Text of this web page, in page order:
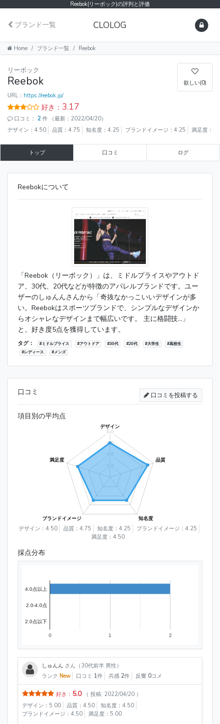
Reebok(リーボック)の評判と評価
ブランド一覧 CLOLOG
Home ブランド一覧 Reebok
欲しい(0)
リーボック
Reebok
URL： https://reebok.jp/
好き： 3.17
口コミ： 2 件
（最新：2022/04/20）
デザイン：4.50
品質：4.75 知名度：4.25 ブランドイメージ：4.25 満足度：
トップ 口コミ ログ
Reebokについて
「Reebok（リーボック）」は、ミドルプライスやアウトド
ア、30代、20代などが特徴のアパレルブランドです。ユー
ザーのしゅんんさんから「奇抜なかっこいいデザインが多
い。Reebokはスポーツブランドで、シンプルなデザインか
らオシャレなデザインまで幅広いです。 主に格闘技...」
と、好き度5点を獲得しています。
タグ： #ミドルプライス #アウトドア #30代 #20代 #大学生
#高校生
#レディース
#メンズ
口コミを投稿する
口コミ
項目別の平均点
デザイン：4.50 品質：4.75 知名度：4.25
ブランドイメージ：4.25
満足度：4.50
採点分布
0 1 2
4.0点以上
2.0-4.0点
2.0点以下
しゅんん さん（30代前半 男性）
ランク New 口コミ 1件 共感 2件 反響 0コメ
好き： 5.0
（ 投稿: 2022/04/20 ）
デザイン：5.00
品質：4.50
知名度：4.50
ブランドイメージ：4.50
満足度：5.00